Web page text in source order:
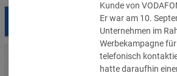
Bußgeld
29.07.2026
700 €
»Details
Kunde von
Er war am 10.
Unternehmen im
Werbekampagne
telefonisch
hatte daraufhin